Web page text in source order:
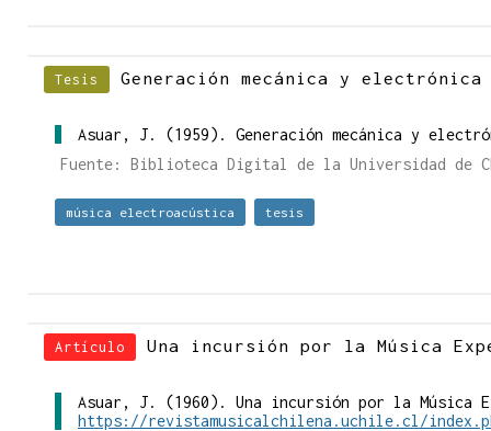
Tesis Generación mecánica y
Asuar, J. (1959). Generación mecánica y
Fuente: Biblioteca Digital de la Universidad de
música electroacústica tesis
Artículo Una incursión por la Música
Asuar, J. (1960). Una incursión por la Música
https://revistamusicalchilena.uchile.cl/